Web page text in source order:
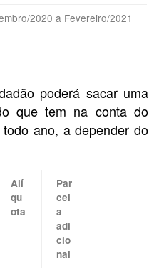
2020 a Fevereiro/2021
poderá sacar uma
que tem na conta do
ano, a depender do
Alí
qu
ota
Par
cel
a
adi
cio
nal